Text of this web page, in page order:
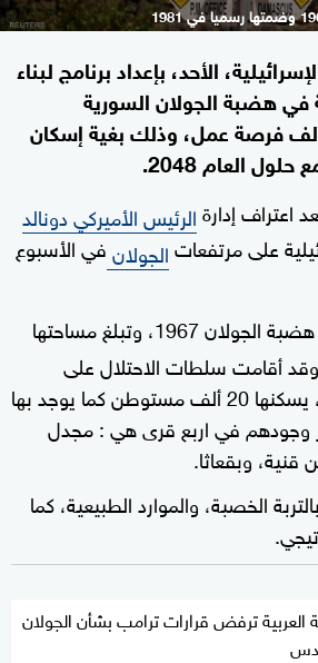
الأحد، بإعداد برنامج لبناء
في هضبة الجولان السورية
وإيجاد 45 ألف فرصة عمل، وذلك بغية إسكان
اعتراف إدارةالرئيس الأميركي دونالد
على مرتفعاتالجولانفي الأسبوع
احتلت هضبة الجولان 1967، وتبلغ مساحتها
وقد أقامت سلطات الاحتلال على
أراضيها 33 مستوطنة، يسكنها 20 ألف مستوطن كما يوجد بها
وجودهم في اربع قرى هي : مجدل
وبقعاثا.
الخصبة، والموارد الطبيعية، كما
العربية ترفض قرارات ترامب بشأن الجولان